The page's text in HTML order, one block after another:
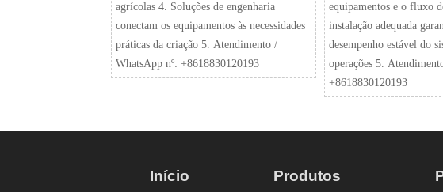
agrícolas 4. Soluções de engenharia
conectam os equipamentos às necessidades
práticas da criação 5. Atendimento /
WhatsApp nº: +8618830120193
equipamentos e o fluxo
instalação adequada
desempenho estável do
operações 5.
+8618830120193
Início Produtos